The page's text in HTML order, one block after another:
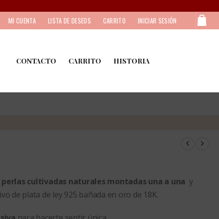
MI CUENTA LISTA DE DESEOS CARRITO INICIAR SESIÓN
CONTACTO CARRITO HISTORIA
perlas cultivadas naturales montadas una a una y
de plata de ley 925 bañada en oro de 18K.